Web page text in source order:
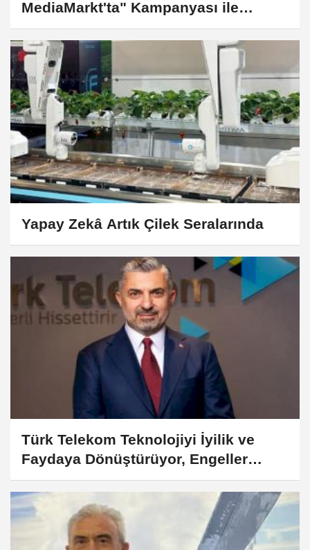
MediaMarkt'ta" Kampanyası ile
teknoloji alışverişinin tam zamanı!
Yapay Zekâ Artık Çilek Seralarında
Türk Telekom Teknolojiyi İyilik ve
Faydaya Dönüştürüyor, Engeller
Kalkıyor